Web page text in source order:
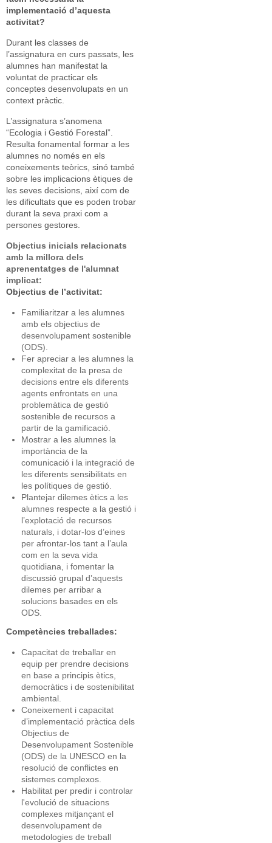
implementació d’aquesta
activitat?
Durant les classes de
l’assignatura en curs passats, les
alumnes han manifestat la
voluntat de practicar els
conceptes desenvolupats en un
context pràctic.
L’assignatura s’anomena
“Ecologia i Gestió Forestal”.
Resulta fonamental formar a les
alumnes no només en els
coneixements teòrics, sinó també
sobre les implicacions ètiques de
les seves decisions, així com de
les dificultats que es poden trobar
durant la seva praxi com a
persones gestores.
Objectius inicials relacionats
amb la millora dels
aprenentatges de l'alumnat
implicat:
Objectius de l’activitat:
Familiaritzar a les alumnes
amb els objectius de
desenvolupament sostenible
(ODS).
Fer apreciar a les alumnes la
complexitat de la presa de
decisions entre els diferents
agents enfrontats en una
problemàtica de gestió
sostenible de recursos a
partir de la gamificació.
Mostrar a les alumnes la
importància de la
comunicació i la integració de
les diferents sensibilitats en
les polítiques de gestió.
Plantejar dilemes ètics a les
alumnes respecte a la gestió i
l’explotació de recursos
naturals, i dotar-los d’eines
per afrontar-los tant a l’aula
com en la seva vida
quotidiana, i fomentar la
discussió grupal d’aquests
dilemes per arribar a
solucions basades en els
ODS.
Competències treballades:
Capacitat de treballar en
equip per prendre decisions
en base a principis ètics,
democràtics i de sostenibilitat
ambiental.
Coneixement i capacitat
d’implementació pràctica dels
Objectius de
Desenvolupament Sostenible
(ODS) de la UNESCO en la
resolució de conflictes en
sistemes complexos.
Habilitat per predir i controlar
l'evolució de situacions
complexes mitjançant el
desenvolupament de
metodologies de treball